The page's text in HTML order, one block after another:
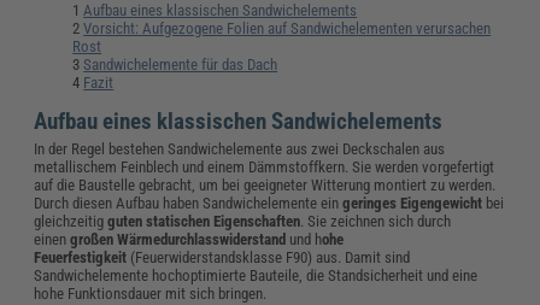
Aufbau eines klassischen Sandwichelements
Vorsicht: Aufgezogene Folien auf Sandwichelementen verursachen
Rost
Sandwichelemente für das Dach
Fazit
Aufbau eines klassischen Sandwichelements
In der Regel bestehen Sandwichelemente aus zwei Deckschalen aus
metallischem Feinblech und einem Dämmstoffkern. Sie werden vorgefertigt
auf die Baustelle gebracht, um bei geeigneter Witterung montiert zu werden.
Durch diesen Aufbau haben Sandwichelemente eingeringes Eigengewicht bei
gleichzeitigguten statischen Eigenschaften. Sie zeichnen sich durch
einengroßen Wärmedurchlasswiderstand und hohe
Feuerfestigkeit (Feuerwiderstandsklasse F90) aus. Damit sind
Sandwichelemente hochoptimierte Bauteile, die Standsicherheit und eine
hohe Funktionsdauer mit sich bringen.